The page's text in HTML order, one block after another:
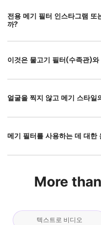
전용 메기 필터 인스타그램 또
까?
이것은 물고기 필터(수족관)
얼굴을 찍지 않고 메기 스타일
메기 필터를 사용하는 데 대한
More
텍스트로 비디오